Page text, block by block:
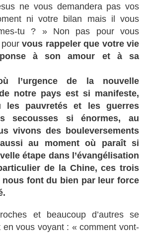
ne vous demandera pas vos
ni votre bilan mais il vous
tu ? » Non pas pour vous
pourvous rappeler que votre vie
à son amour et à sa
l’urgence de la nouvelle
notre pays est si manifeste,
les pauvretés et les guerres
secousses si énormes, au
vivons des bouleversements
au moment où paraît si
étape dans l’évangélisation
de la Chine, ces trois
nous font du bien par leur force
et beaucoup d’autres se
en vous voyant : « comment vont-